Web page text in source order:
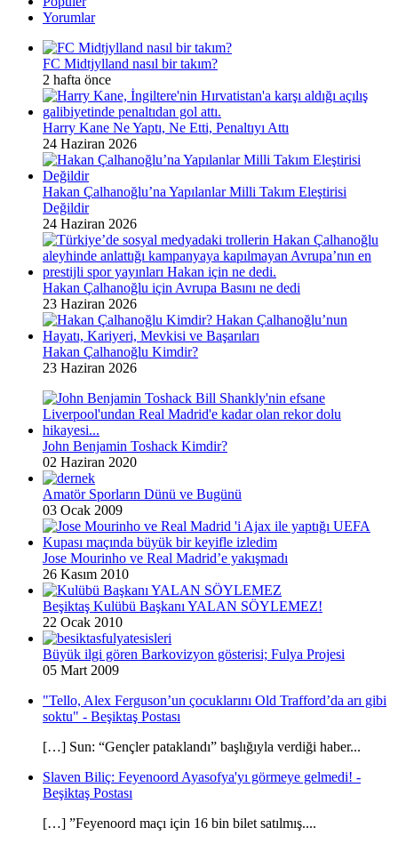
Yorumlar
FC Midtjylland nasıl bir takım?
2 hafta önce
Harry Kane Ne Yaptı, Ne Etti, Penaltıyı Attı
24 Haziran 2026
Hakan Çalhanoğlu’na Yapılanlar Milli Takım Eleştirisi
Değildir
24 Haziran 2026
Hakan Çalhanoğlu için Avrupa Basını ne dedi
23 Haziran 2026
Hakan Çalhanoğlu Kimdir?
23 Haziran 2026
John Benjamin Toshack Kimdir?
02 Haziran 2020
Amatör Sporların Dünü ve Bugünü
03 Ocak 2009
Jose Mourinho ve Real Madrid’e yakışmadı
26 Kasım 2010
Beşiktaş Kulübü Başkanı YALAN SÖYLEMEZ!
22 Ocak 2010
Büyük ilgi gören Barkovizyon gösterisi; Fulya Projesi
05 Mart 2009
"Tello, Alex Ferguson’un çocuklarını Old Trafford’da arı gibi
soktu" - Beşiktaş Postası
[…] Sun: “Gençler pataklandı” başlığıyla verdiği haber...
Slaven Biliç: Feyenoord Ayasofya'yı görmeye gelmedi! -
Beşiktaş Postası
[…] ”Feyenoord maçı için 16 bin bilet satılmış....